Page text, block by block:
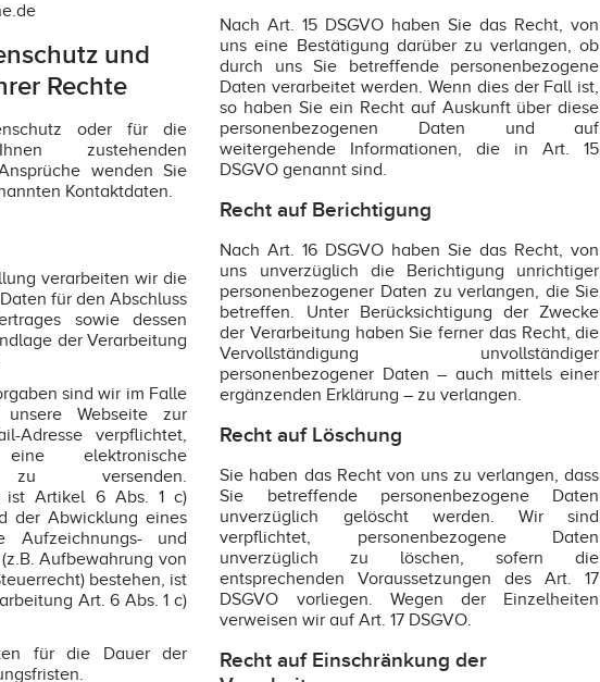
und
Rechte
oder für die
zustehenden
wenden Sie
Kontaktdaten.
verarbeiten wir die
für den Abschluss
sowie dessen
der Verarbeitung
sind wir im Falle
Webseite zur
Adresse verpflichtet,
elektronische
zu versenden.
ist Artikel 6 Abs. 1 c)
der Abwicklung eines
Aufzeichnungs- und
Aufbewahrung von
bestehen, ist
Art. 6 Abs. 1 c)
für die Dauer der
Nach Art. 15 DSGVO haben Sie das Recht, von
uns eine Bestätigung darüber zu verlangen, ob
durch uns Sie betreffende personenbezogene
Daten verarbeitet werden. Wenn dies der Fall ist,
so haben Sie ein Recht auf Auskunft über diese
personenbezogenen Daten und auf
weitergehende Informationen, die in Art. 15
DSGVO genannt sind.
Recht auf Berichtigung
Nach Art. 16 DSGVO haben Sie das Recht, von
uns unverzüglich die Berichtigung unrichtiger
personenbezogener Daten zu verlangen, die Sie
betreffen. Unter Berücksichtigung der Zwecke
der Verarbeitung haben Sie ferner das Recht, die
Vervollständigung unvollständiger
personenbezogener Daten – auch mittels einer
ergänzenden Erklärung – zu verlangen.
Recht auf Löschung
Sie haben das Recht von uns zu verlangen, dass
Sie betreffende personenbezogene Daten
unverzüglich gelöscht werden. Wir sind
verpflichtet, personenbezogene Daten
unverzüglich zu löschen, sofern die
entsprechenden Voraussetzungen des Art. 17
DSGVO vorliegen. Wegen der Einzelheiten
verweisen wir auf Art. 17 DSGVO.
Recht auf Einschränkung der